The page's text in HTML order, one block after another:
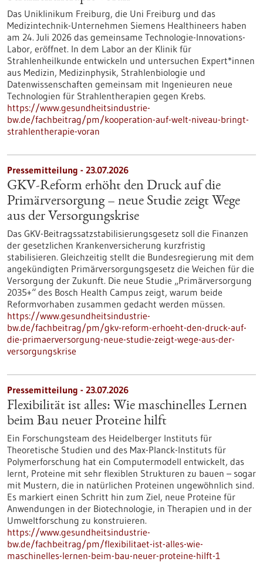
Das Uniklinikum Freiburg, die Uni Freiburg und das
Medizintechnik-Unternehmen Siemens Healthineers haben
am 24. Juli 2026 das gemeinsame Technologie-Innovations-
Labor, eröffnet. In dem Labor an der Klinik für
Strahlenheilkunde entwickeln und untersuchen Expert*innen
aus Medizin, Medizinphysik, Strahlenbiologie und
Datenwissenschaften gemeinsam mit Ingenieuren neue
Technologien für Strahlentherapien gegen Krebs.
https://www.gesundheitsindustrie-
bw.de/fachbeitrag/pm/kooperation-auf-welt-niveau-bringt-
strahlentherapie-voran
Pressemitteilung - 23.07.2026
GKV-Reform erhöht den Druck auf die
Primärversorgung – neue Studie zeigt Wege
aus der Versorgungskrise
Das GKV-Beitragssatzstabilisierungsgesetz soll die Finanzen
der gesetzlichen Krankenversicherung kurzfristig
stabilisieren. Gleichzeitig stellt die Bundesregierung mit dem
angekündigten Primärversorgungsgesetz die Weichen für die
Versorgung der Zukunft. Die neue Studie „Primärversorgung
2035+“ des Bosch Health Campus zeigt, warum beide
Reformvorhaben zusammen gedacht werden müssen.
https://www.gesundheitsindustrie-
bw.de/fachbeitrag/pm/gkv-reform-erhoeht-den-druck-auf-
die-primaerversorgung-neue-studie-zeigt-wege-aus-der-
versorgungskrise
Pressemitteilung - 23.07.2026
Flexibilität ist alles: Wie maschinelles Lernen
beim Bau neuer Proteine hilft
Ein Forschungsteam des Heidelberger Instituts für
Theoretische Studien und des Max-Planck-Instituts für
Polymerforschung hat ein Computermodell entwickelt, das
lernt, Proteine mit sehr flexiblen Strukturen zu bauen – sogar
mit Mustern, die in natürlichen Proteinen ungewöhnlich sind.
Es markiert einen Schritt hin zum Ziel, neue Proteine für
Anwendungen in der Biotechnologie, in Therapien und in der
Umweltforschung zu konstruieren.
https://www.gesundheitsindustrie-
bw.de/fachbeitrag/pm/flexibilitaet-ist-alles-wie-
maschinelles-lernen-beim-bau-neuer-proteine-hilft-1